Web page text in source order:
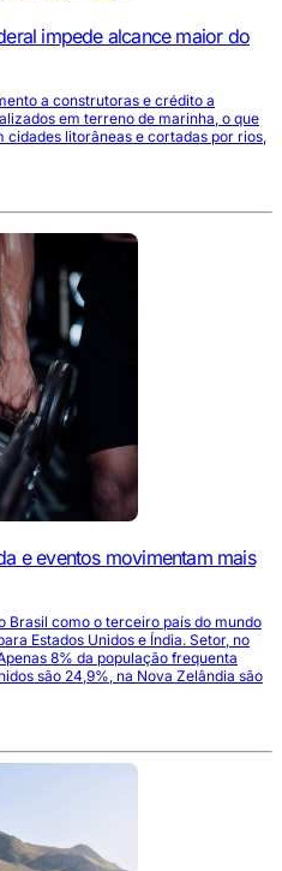
impede alcance maior do
a construtoras e crédito a
em terreno de marinha, o que
cidades litorâneas e cortadas por rios,
e eventos movimentam mais
Brasil como o terceiro país do mundo
Estados Unidos e Índia. Setor, no
8% da população frequenta
são 24,9%, na Nova Zelândia são